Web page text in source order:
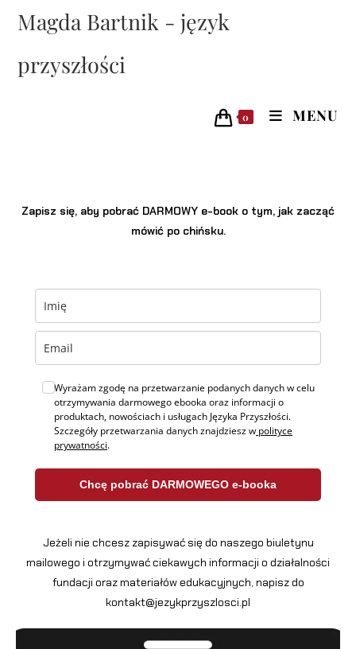
Magda Bartnik - język
przyszłości
0 MENU
Zapisz się, aby pobrać DARMOWY e-book o tym, jak zacząć
mówić po chińsku.
Wyrażam zgodę na przetwarzanie podanych danych w celu
otrzymywania darmowego ebooka oraz informacji o
produktach, nowościach i usługach Języka Przyszłości.
Szczegóły przetwarzania danych znajdziesz w polityce
prywatności.
Chcę pobrać DARMOWEGO e-booka
Jeżeli nie chcesz zapisywać się do naszego biuletynu
mailowego i otrzymywać ciekawych informacji o działalności
fundacji oraz materiałów edukacyjnych, napisz do
kontakt@jezykprzyszlosci.pl